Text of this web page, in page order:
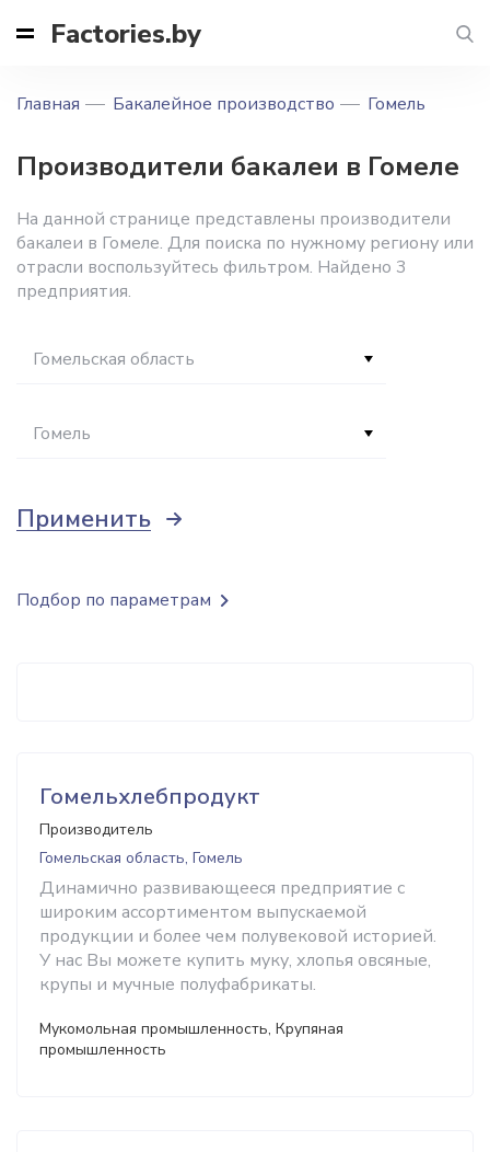
Factories.by
Главная Бакалейное производство Гомель
Производители бакалеи в Гомеле
На данной странице представлены производители
бакалеи в Гомеле. Для поиска по нужному региону или
отрасли воспользуйтесь фильтром. Найдено 3
предприятия.
Гомельская область
Гомель
Применить
Гомельхлебпродукт
Производитель
Гомельская область, Гомель
Динамично развивающееся предприятие с
широким ассортиментом выпускаемой
продукции и более чем полувековой историей.
У нас Вы можете купить муку, хлопья овсяные,
крупы и мучные полуфабрикаты.
Мукомольная промышленность, Крупяная
промышленность
Подбор по параметрам